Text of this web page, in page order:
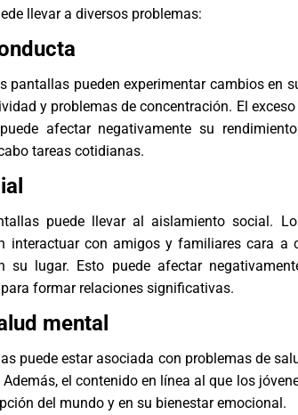
llevar a diversos problemas:
pantallas pueden experimentar cambios en
y problemas de concentración. El
afectar negativamente su
tareas cotidianas.
puede llevar al aislamiento social.
interactuar con amigos y familiares cara a
su lugar. Esto puede afectar
formar relaciones significativas.
mental
puede estar asociada con problemas de
el contenido en línea al que los
del mundo y en su bienestar emocional.